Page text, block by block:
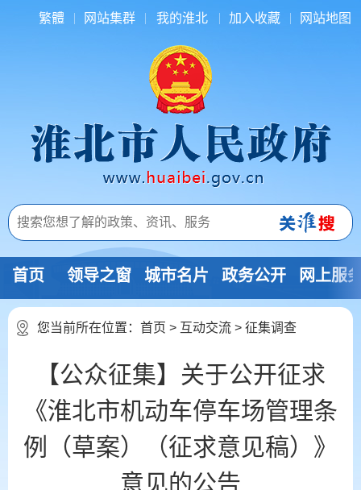
繁體 网站集群 我的淮北 加入收藏 网站地图
首页 领导之窗 城市名片 政务公开 网上服
您当前所在位置： 首页 > 互动交流 > 征集调查
【公众征集】关于公开征求
《淮北市机动车停车场管理条
例（草案）（征求意见稿）》
意见的公告